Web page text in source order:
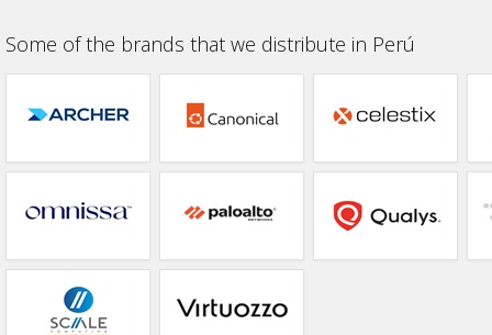
Some of the brands that we distribute in Perú